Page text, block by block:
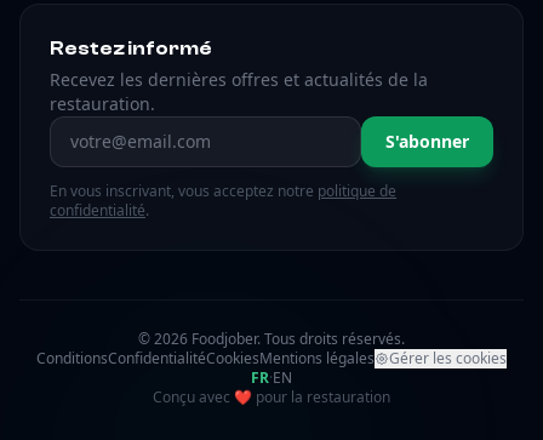
Restez informé
Recevez les dernières offres et actualités de la
restauration.
Adresse email S'abonner
En vous inscrivant, vous acceptez notre politique de
confidentialité.
© 2026 Foodjober. Tous droits réservés.
ConditionsConfidentialitéCookiesMentions légales
Gérer les cookies
FR·EN
Conçu avec ❤ amour
pour la restauration